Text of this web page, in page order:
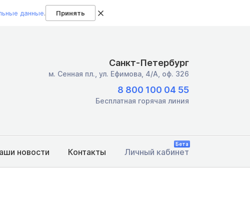
данные. Принять
Санкт-Петербург
м. Сенная пл., ул. Ефимова, 4/А, оф. 326
8 800 100 04 55
Бесплатная горячая линия
новости Контакты Личный кабинет
Бета